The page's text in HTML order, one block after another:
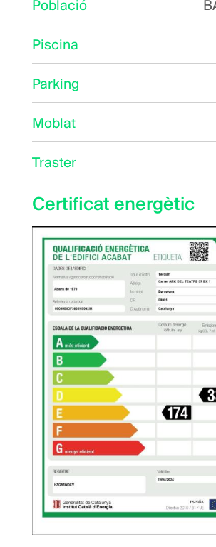
Població
Piscina
Parking
Moblat
Traster
Certificat energètic